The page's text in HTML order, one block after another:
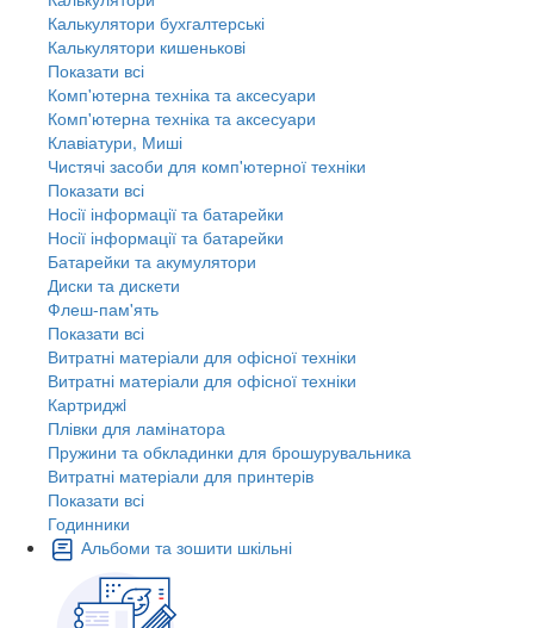
Калькулятори бухгалтерські
Калькулятори кишенькові
Показати всі
Комп'ютерна техніка та аксесуари
Комп'ютерна техніка та аксесуари
Клавіатури, Миші
Чистячі засоби для комп'ютерної техніки
Показати всі
Носії інформації та батарейки
Носії інформації та батарейки
Батарейки та акумулятори
Диски та дискети
Флеш-пам'ять
Показати всі
Витратні матеріали для офісної техніки
Витратні матеріали для офісної техніки
Картриджi
Плівки для ламінатора
Пружини та обкладинки для брошурувальника
Витратні матеріали для принтерів
Показати всі
Годинники
Альбоми та зошити шкільні